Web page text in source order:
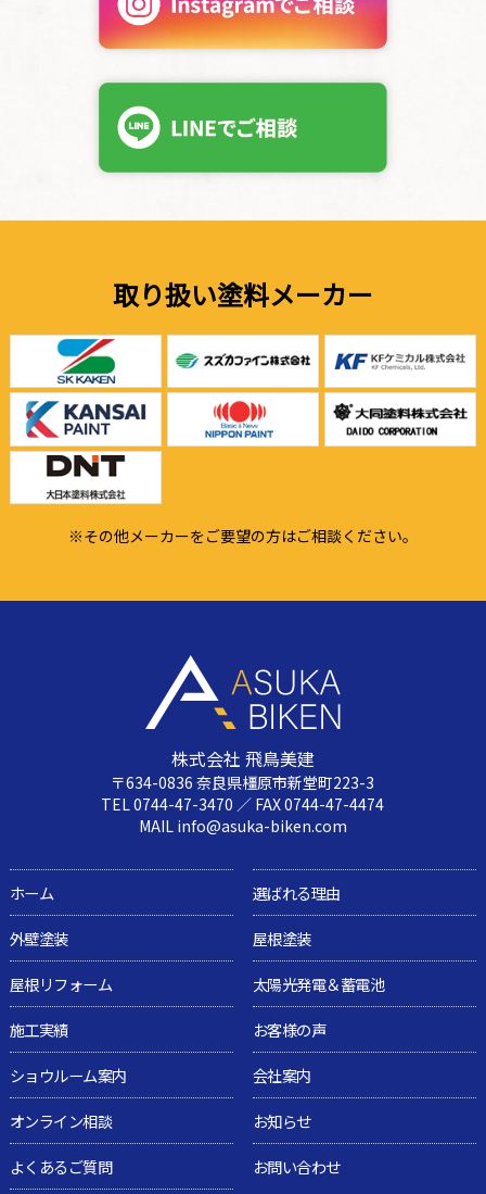
取り扱い塗料メーカー
※その他メーカーをご要望の方はご相談ください。
株式会社 飛鳥美建
〒634-0836 奈良県橿原市新堂町223-3
TEL 0744-47-3470 ／ FAX 0744-47-4474
MAIL info@asuka-biken.com
ホーム
選ばれる理由
外壁塗装
屋根塗装
屋根リフォーム
太陽光発電＆蓄電池
施工実績
お客様の声
ショウルーム案内
会社案内
オンライン相談
お知らせ
よくあるご質問
お問い合わせ